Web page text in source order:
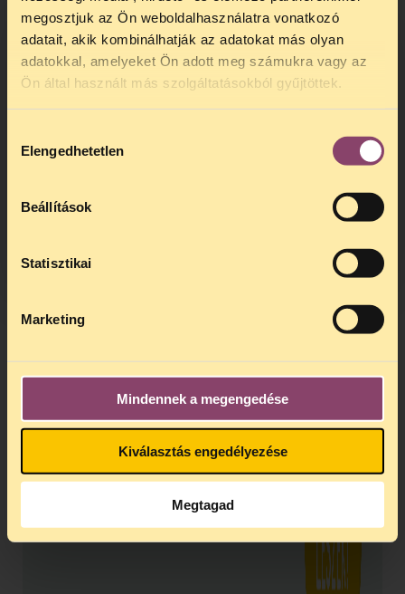
megosztjuk az Ön weboldalhasználatra vonatkozó
adatait, akik kombinálhatják az adatokat más olyan
adatokkal, amelyeket Ön adott meg számukra vagy az
Ön által használt más szolgáltatásokból gyűjtöttek.
kiválasztása
Elengedhetetlen
Beállítások
Statisztikai
Marketing
Mindennek a megengedése
Kiválasztás engedélyezése
Megtagad
TELEFONOS JOGSEGÉLY
SZÜNET!
hogytelefonos jogsegélyünk július 27 és
kedden, 13 és 15 óra között lesz
alatt is elér minket.